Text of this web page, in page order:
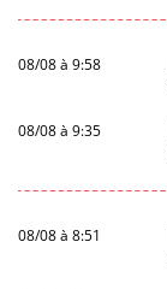
08/08 à 9:58
08/08 à 9:35
08/08 à 8:51